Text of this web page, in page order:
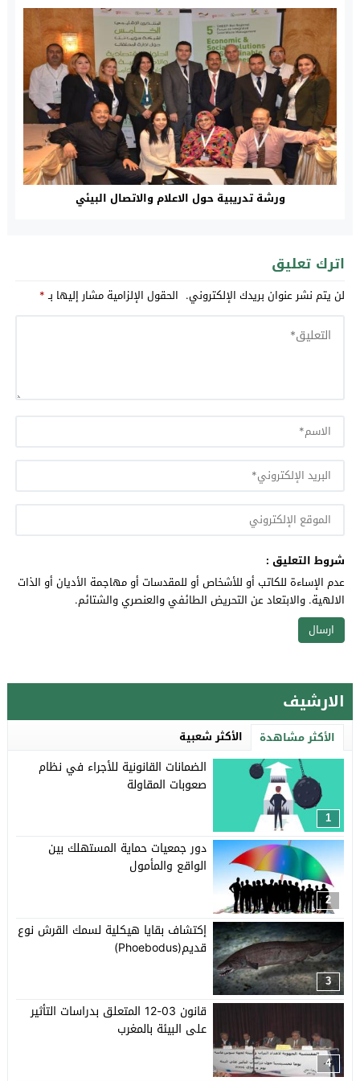
ورشة تدريبية حول الاعلام والاتصال البيئي
اترك تعليق
لن يتم نشر عنوان بريدك الإلكتروني. الحقول الإلزامية مشار إليها بـ*
شروط التعليق :
عدم الإساءة للكاتب أو للأشخاص أو للمقدسات أو مهاجمة الأديان أو الذات
الالهية. والابتعاد عن التحريض الطائفي والعنصري والشتائم.
الارشيف
الأكثر مشاهدة الأكثر شعبية
1
الضمانات القانونية للأجراء في نظام
صعوبات المقاولة
2
دور جمعيات حماية المستهلك بين
الواقع والمأمول
3
إكتشاف بقايا هيكلية لسمك القرش نوع
قديم(Phoebodus)
4
قانون 03-12 المتعلق بدراسات التأثير
على البيئة بالمغرب